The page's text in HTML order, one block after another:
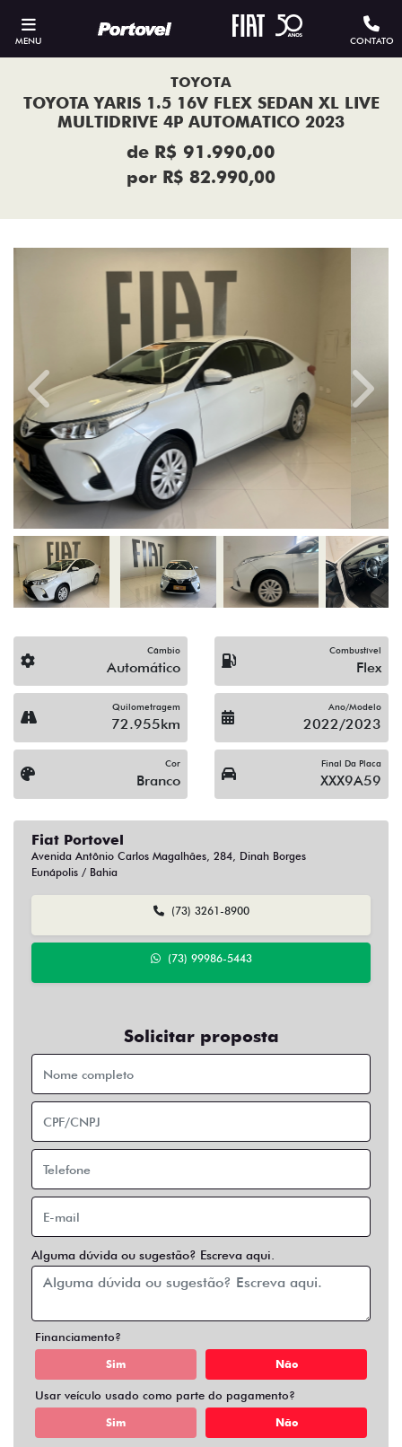
MENU CONTATO
TOYOTA
TOYOTA YARIS 1.5 16V FLEX SEDAN XL LIVE
MULTIDRIVE 4P AUTOMATICO 2023
de R$ 91.990,00
por R$ 82.990,00
Previous Next
Câmbio
Automático
Combustível
Flex
Quilometragem
72.955km
Ano/Modelo
2022/2023
Cor
Branco
Final Da Placa
XXX9A59
Fiat Portovel
Avenida Antônio Carlos Magalhães, 284, Dinah Borges
Eunápolis / Bahia
(73) 3261-8900
(73) 99986-5443
Solicitar proposta
Alguma dúvida ou sugestão? Escreva aqui.
Financiamento?
Sim Não
Usar veículo usado como parte do pagamento?
Sim Não